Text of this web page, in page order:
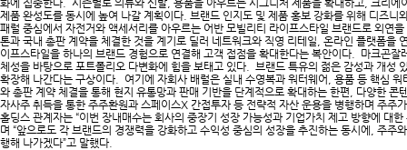
화에 집중한다. 시즌별로 의류와 신발, 용품을 아우르는 시그니처 제품을 확대하고, 크리에
제품 완성도를 동시에 높여 나갈 계획이다. 브랜드 인지도 및 제품 홍보 강화를 위해 디즈
패럴 중심에서 자전거와 액세서리를 아우르는 어반 모빌리티 라이프스타일 브랜드로 외연
톤과 국내 총판 계약을 체결한 것을 계기로 딜러 네트워크와 직영 리테일, 온라인 플랫폼을
이프스타일을 하나의 브랜드 경험으로 연결해 고객 접점을 확대한다는 복안이다. 마크곤
체성을 바탕으로 포트폴리오 다변화에 힘을 보태고 있다. 브랜드 특유의 젊은 감성과 개성
확장해 나간다는 구상이다. 여기에 자회사 배럴은 실내 수영복과 워터웨어, 용품 등 핵심
와 총판 계약 체결을 통해 현지 유통망과 판매 기반을 단계적으로 확대하는 한편, 다양한
자사주 취득을 통한 주주환원과 스페이스X 간접투자 등 전략적 자산 운용을 병행하며 주주
홀딩스 관계자는 “이번 장내매수는 회사의 중장기 성장 가능성과 기업가치 제고 방향에 대
며 “앞으로도 각 브랜드의 경쟁력을 강화하고 수익성 중심의 성장을 추진하는 동시에, 주주
행해 나가겠다”고 말했다.​